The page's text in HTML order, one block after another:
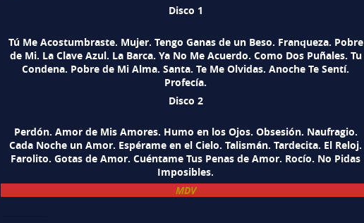
Disco 1
Tú Me Acostumbraste. Mujer. Tengo Ganas de un Beso. Franqueza. Pobre
de Mi. La Clave Azul. La Barca. Ya No Me Acuerdo. Como Dos Puñales. Tu
Condena. Pobre de Mi Alma. Santa. Te Me Olvidas. Anoche Te Sentí.
Profecía.
Disco 2
Perdón. Amor de Mis Amores. Humo en los Ojos. Obsesión. Naufragio.
Cada Noche un Amor. Espérame en el Cielo. Talismán. Tardecita. El Reloj.
Farolito. Gotas de Amor. Cuéntame Tus Penas de Amor. Rocío. No Pidas
Imposibles.
MDV